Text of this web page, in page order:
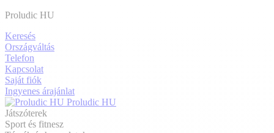
Proludic HU
Keresés
Országváltás
Telefon
Kapcsolat
Saját fiók
Ingyenes árajánlat
Proludic HU
Játszóterek
Sport és fitnesz